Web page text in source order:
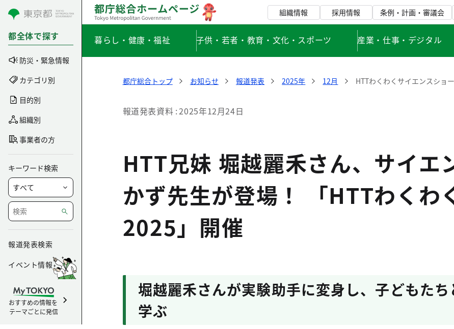
コンテンツにスキップ
都全体で探す
防災・緊急情報
カテゴリ別
目的別
組織別
事業者の方
キーワード検索
報道発表検索
イベント情報
おすすめの情報を
テーマごとに発信
組織情報 採用情報 条例・計画・審議会
暮らし・健康・福祉 子供・若者・教育・文化・スポーツ 産業・仕事・デジタル
都庁総合トップ お知らせ 報道発表 2025年 12月 HTTわくわくサイエンスショ
報道発表資料 2025年12月24日
HTT兄妹 堀越麗禾さん、サイエ
かず先生が登場！ 「HTTわくわ
2025」開催
堀越麗禾さんが実験助手に変身し、子どもた
学ぶ